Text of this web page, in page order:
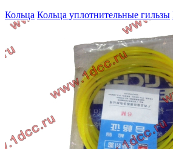
Кольца Кольца уплотнительные гильзы